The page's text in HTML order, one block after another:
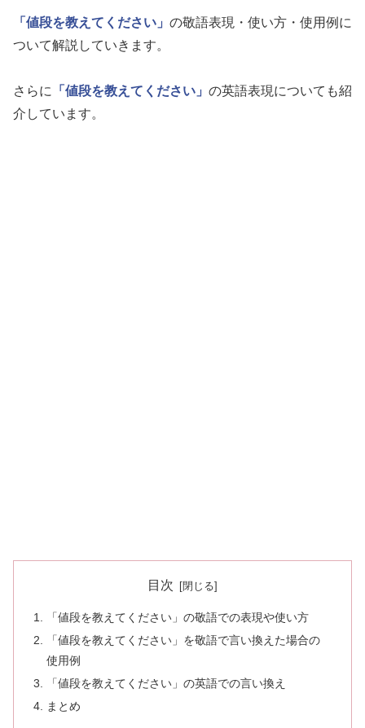
「値段を教えてください」 の敬語表現・使い方・使用例に
ついて解説していきます。
さらに 「値段を教えてください」 の英語表現についても紹
介しています。
目次
「値段を教えてください」の敬語での表現や使い方
「値段を教えてください」を敬語で言い換えた場合の
使用例
「値段を教えてください」の英語での言い換え
まとめ